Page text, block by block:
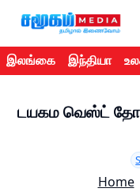
இலங்கை இந்தியா
டயகம வெஸ்ட்
Home